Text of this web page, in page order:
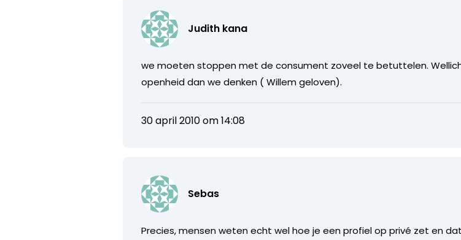
Judith kana
we moeten stoppen met de consument zoveel te betuttelen.
openheid dan we denken ( Willem geloven).
30 april 2010 om 14:08
Sebas
Precies, mensen weten echt wel hoe je een profiel op privé zet en